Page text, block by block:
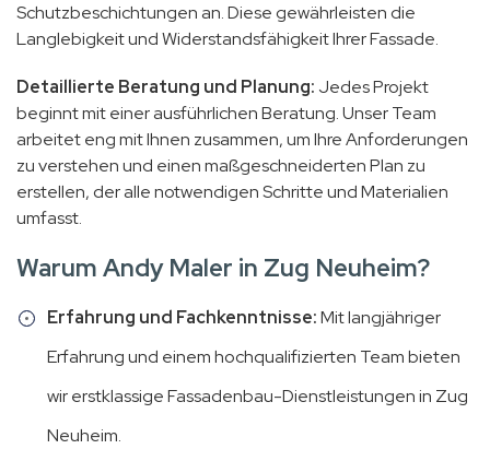
Schutzbeschichtungen an. Diese gewährleisten die
Langlebigkeit und Widerstandsfähigkeit Ihrer Fassade.
Detaillierte Beratung und Planung: Jedes Projekt
beginnt mit einer ausführlichen Beratung. Unser Team
arbeitet eng mit Ihnen zusammen, um Ihre Anforderungen
zu verstehen und einen maßgeschneiderten Plan zu
erstellen, der alle notwendigen Schritte und Materialien
umfasst.
Warum Andy Maler in Zug Neuheim?
Erfahrung und Fachkenntnisse:Mit langjähriger
Erfahrung und einem hochqualifizierten Team bieten
wir erstklassige Fassadenbau-Dienstleistungen in Zug
Neuheim.